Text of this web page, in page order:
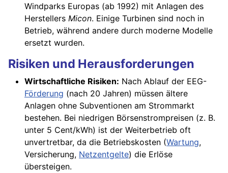
Windparks Europas (ab 1992) mit Anlagen des
Herstellers Micon. Einige Turbinen sind noch in
Betrieb, während andere durch moderne Modelle
ersetzt wurden.
Risiken und Herausforderungen
Wirtschaftliche Risiken: Nach Ablauf der EEG-
Förderung (nach 20 Jahren) müssen ältere
Anlagen ohne Subventionen am Strommarkt
bestehen. Bei niedrigen Börsenstrompreisen (z. B.
unter 5 Cent/kWh) ist der Weiterbetrieb oft
unvertretbar, da die Betriebskosten (Wartung,
Versicherung, Netzentgelte) die Erlöse
übersteigen.